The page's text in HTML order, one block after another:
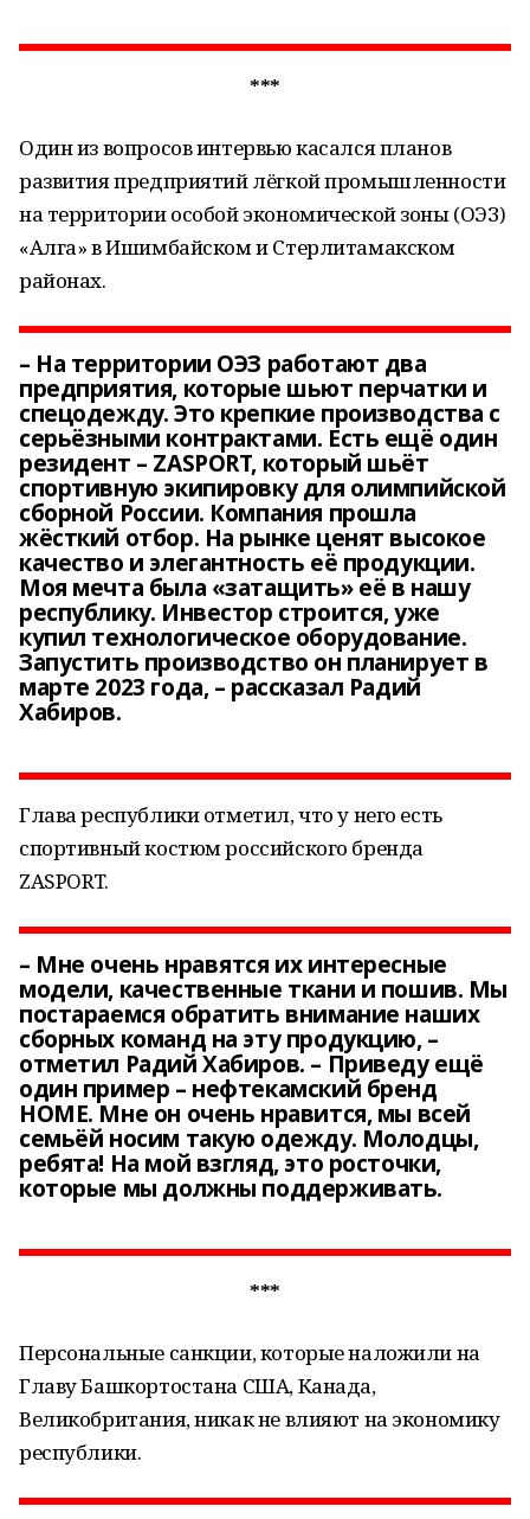
***
Один из вопросов интервью касался планов
развития предприятий лёгкой промышленности
на территории особой экономической зоны (ОЭЗ)
«Алга» в Ишимбайском и Стерлитамакском
районах.
– На территории ОЭЗ работают два
предприятия, которые шьют перчатки и
спецодежду. Это крепкие производства с
серьёзными контрактами. Есть ещё один
резидент – ZASPORT, который шьёт
спортивную экипировку для олимпийской
сборной России. Компания прошла
жёсткий отбор. На рынке ценят высокое
качество и элегантность её продукции.
Моя мечта была «затащить» её в нашу
республику. Инвестор строится, уже
купил технологическое оборудование.
Запустить производство он планирует в
марте 2023 года, – рассказал Радий
Хабиров.
Глава республики отметил, что у него есть
спортивный костюм российского бренда
ZASPORT.
– Мне очень нравятся их интересные
модели, качественные ткани и пошив. Мы
постараемся обратить внимание наших
сборных команд на эту продукцию, –
отметил Радий Хабиров. – Приведу ещё
один пример – нефтекамский бренд
HOME. Мне он очень нравится, мы всей
семьёй носим такую одежду. Молодцы,
ребята! На мой взгляд, это росточки,
которые мы должны поддерживать.
***
Персональные санкции, которые наложили на
Главу Башкортостана США, Канада,
Великобритания, никак не влияют на экономику
республики.